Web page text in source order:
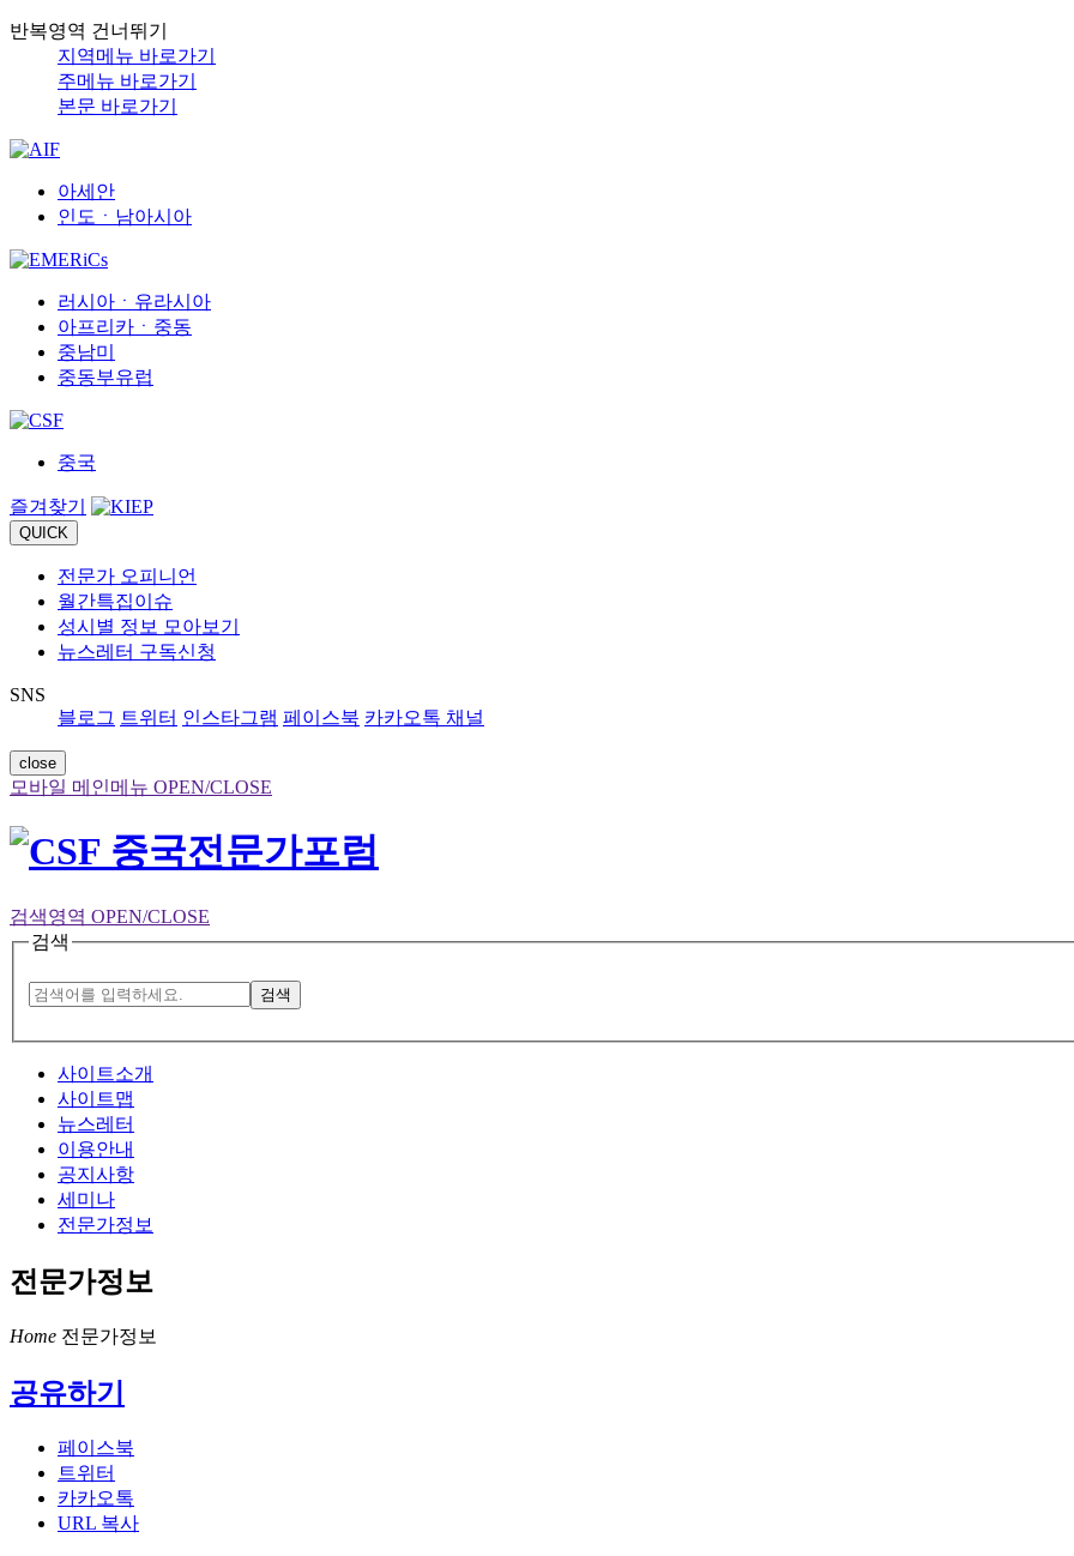
반복영역 건너뛰기
지역메뉴 바로가기
주메뉴 바로가기
본문 바로가기
아세안
인도ㆍ남아시아
러시아ㆍ유라시아
아프리카ㆍ중동
중남미
중동부유럽
중국
즐겨찾기
QUICK
전문가 오피니언
월간특집이슈
성시별 정보 모아보기
뉴스레터 구독신청
SNS
블로그 트위터 인스타그램 페이스북 카카오톡 채널
close
모바일 메인메뉴 OPEN/CLOSE
검색영역 OPEN/CLOSE
검색
검색
사이트소개
사이트맵
뉴스레터
이용안내
공지사항
세미나
전문가정보
전문가정보
Home 전문가정보
공유하기
페이스북
트위터
카카오톡
URL 복사